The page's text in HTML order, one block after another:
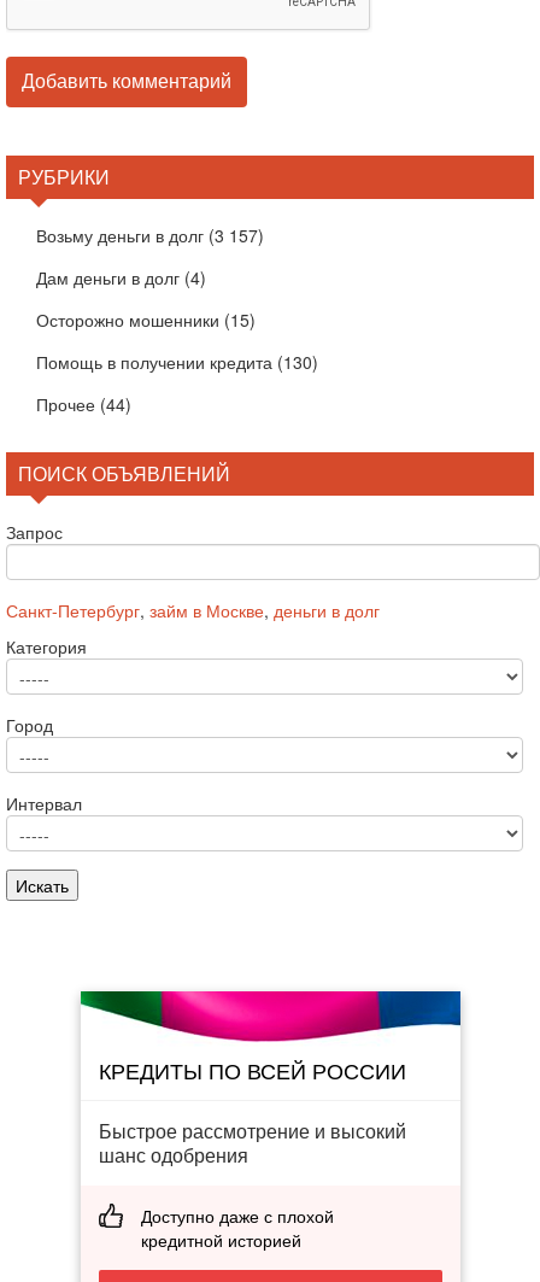
РУБРИКИ
Возьму деньги в долг (3 157)
Дам деньги в долг (4)
Осторожно мошенники (15)
Помощь в получении кредита (130)
Прочее (44)
ПОИСК ОБЪЯВЛЕНИЙ
Запрос
Санкт-Петербург, займ в Москве, деньги в долг
Категория
Город
Интервал
КРЕДИТЫ ПО ВСЕЙ РОССИИ
Быстрое рассмотрение и высокий
шанс одобрения
Доступно даже с плохой
кредитной историей